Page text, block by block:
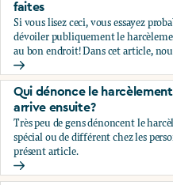
faites
Si vous lisez ceci, vous essayez
dévoiler publiquement le
au bon endroit! Dans cet article,
Comment décider de
Qui dénonce le
arrive ensuite?
Très peu de gens dénoncent le
spécial ou de différent chez les
présent article.
Qui dénonce le